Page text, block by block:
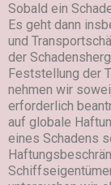
Sobald ein
Es geht dann
und
der
Feststellung der
nehmen wir
erforderlich
auf globale
eines Schadens